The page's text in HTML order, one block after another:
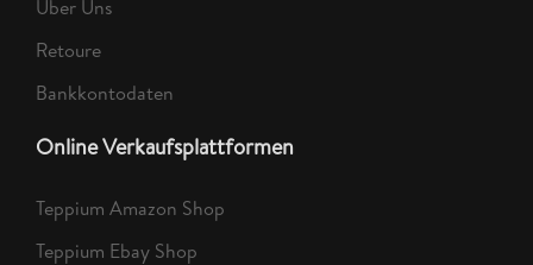
Über Uns
Retoure
Bankkontodaten
Online Verkaufsplattformen
Teppium Amazon Shop
Teppium Ebay Shop